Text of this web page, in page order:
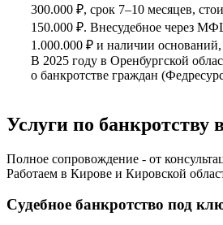
300.000 ₽, срок 7–10 месяцев,
150.000 ₽. Внесудебное через
1.000.000 ₽ и наличии оснований,
В 2025 году в Оренбургской
о банкротстве граждан
Услуги по банкротству
Полное сопровождение - от
Работаем в Кирове и Кировской
Судебное банкротство под